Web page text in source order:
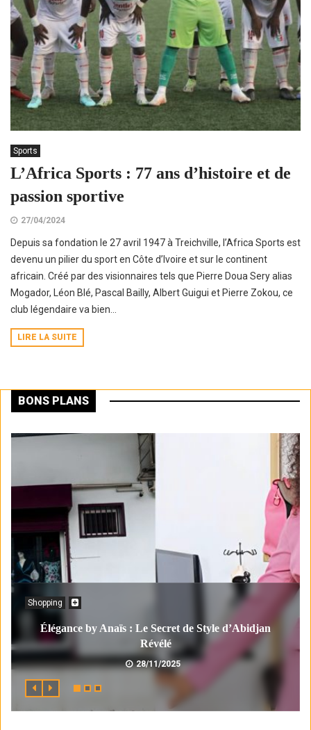
Sports
L’Africa Sports : 77 ans d’histoire et de
passion sportive
27/04/2024
Depuis sa fondation le 27 avril 1947 à Treichville, l’Africa Sports est
devenu un pilier du sport en Côte d’Ivoire et sur le continent
africain. Créé par des visionnaires tels que Pierre Doua Sery alias
Mogador, Léon Blé, Pascal Bailly, Albert Guigui et Pierre Zokou, ce
club légendaire va bien...
LIRE LA SUITE
BONS PLANS
Shopping
Élégance by Anaïs : Le Secret de Style d’Abidjan
Révélé
28/11/2025